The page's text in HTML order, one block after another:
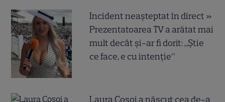
Incident neașteptat în direct »
Prezentatoarea TV a arătat mai
mult decât și-ar fi dorit: „Știe
ce face, e cu intenție”
Laura Cosoi a născut cea de-a